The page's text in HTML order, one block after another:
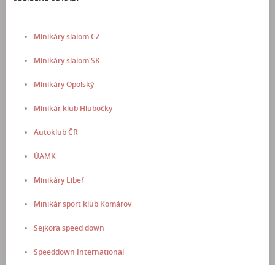
Minikáry slalom CZ
Minikáry slalom SK
Minikáry Opolský
Minikár klub Hlubočky
Autoklub ČR
ÚAMK
Minikáry Libeř
Minikár sport klub Komárov
Sejkora speed down
Speeddown International